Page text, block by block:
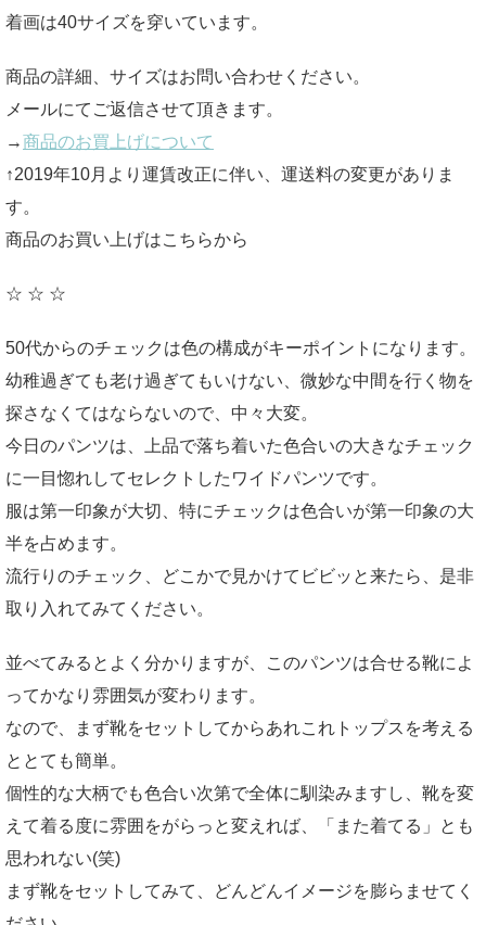
着画は40サイズを穿いています。
商品の詳細、サイズはお問い合わせください。
メールにてご返信させて頂きます。
→商品のお買上げについて
↑2019年10月より運賃改正に伴い、運送料の変更がありま
す。
商品のお買い上げはこちらから
☆ ☆ ☆
50代からのチェックは色の構成がキーポイントになります。
幼稚過ぎても老け過ぎてもいけない、微妙な中間を行く物を
探さなくてはならないので、中々大変。
今日のパンツは、上品で落ち着いた色合いの大きなチェック
に一目惚れしてセレクトしたワイドパンツです。
服は第一印象が大切、特にチェックは色合いが第一印象の大
半を占めます。
流行りのチェック、どこかで見かけてビビッと来たら、是非
取り入れてみてください。
並べてみるとよく分かりますが、このパンツは合せる靴によ
ってかなり雰囲気が変わります。
なので、まず靴をセットしてからあれこれトップスを考える
ととても簡単。
個性的な大柄でも色合い次第で全体に馴染みますし、靴を変
えて着る度に雰囲をがらっと変えれば、「また着てる」とも
思われない(笑)
まず靴をセットしてみて、どんどんイメージを膨らませてく